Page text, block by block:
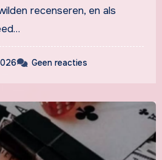
recenseren, en als
Geen reacties